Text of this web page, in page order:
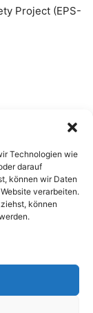
Technologien wie
darauf
können wir Daten
verarbeiten.
können
Project (EPS-
Nora
America:
Loss that
.Northeastern